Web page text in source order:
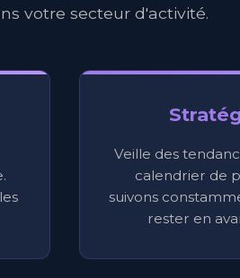
votre secteur d'activité.
Veille des
calendrier de
suivons
rester en